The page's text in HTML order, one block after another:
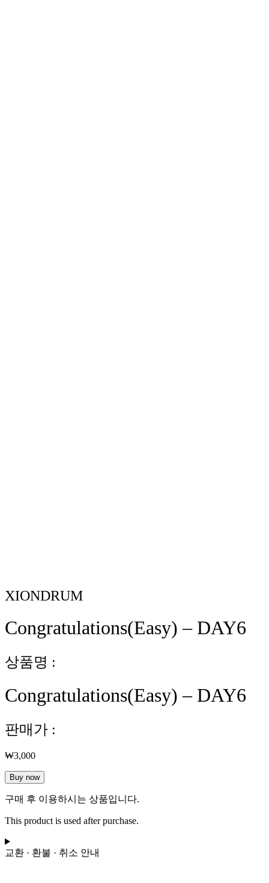
XIONDRUM
Congratulations(Easy) – DAY6
상품명 :
Congratulations(Easy) – DAY6
판매가 :
₩3,000
Congratulations(Easy)
-
DAY6
량
Buy now
구매 후 이용하시는 상품입니다.
This product is used after purchase.
교환 · 환불 · 취소 안내